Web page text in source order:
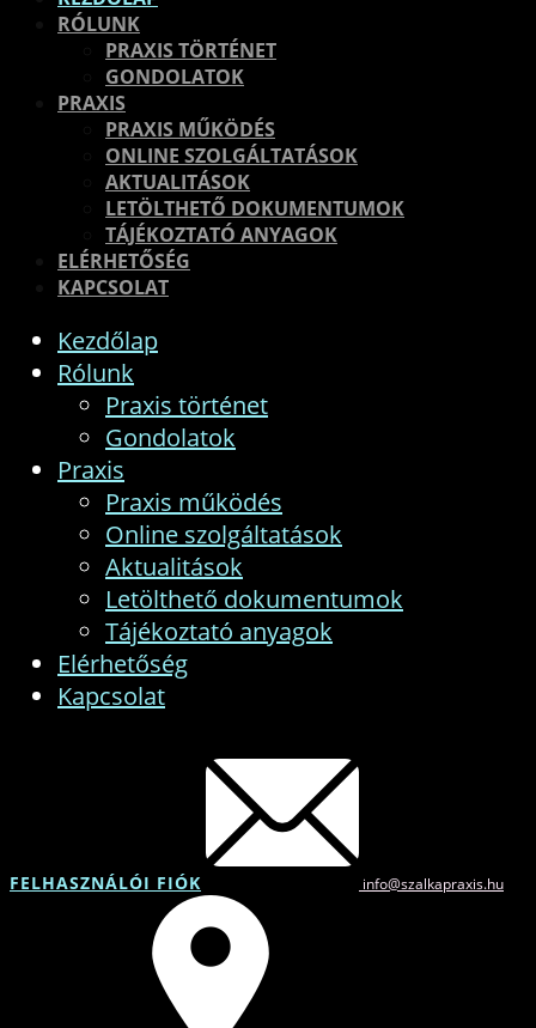
RÓLUNK
PRAXIS TÖRTÉNET
GONDOLATOK
PRAXIS
PRAXIS MŰKÖDÉS
ONLINE SZOLGÁLTATÁSOK
AKTUALITÁSOK
LETÖLTHETŐ DOKUMENTUMOK
TÁJÉKOZTATÓ ANYAGOK
ELÉRHETŐSÉG
KAPCSOLAT
Kezdőlap
Rólunk
Praxis történet
Gondolatok
Praxis
Praxis működés
Online szolgáltatások
Aktualitások
Letölthető dokumentumok
Tájékoztató anyagok
Elérhetőség
Kapcsolat
FELHASZNÁLÓI FIÓK info@szalkapraxis.hu